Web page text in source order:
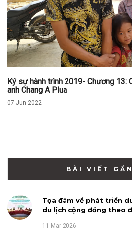
Ký sự hành trình 2019- Chương 13:
anh Chang A Plua
07 Jun 2022
BÀI VIẾT
Tọa đàm về phát triển
du lịch cộng đồng theo
11 Mar 2026